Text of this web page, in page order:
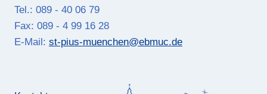
Tel.: 089 - 40 06 79
Fax: 089 - 4 99 16 28
E-Mail: st-pius-muenchen@ebmuc.de